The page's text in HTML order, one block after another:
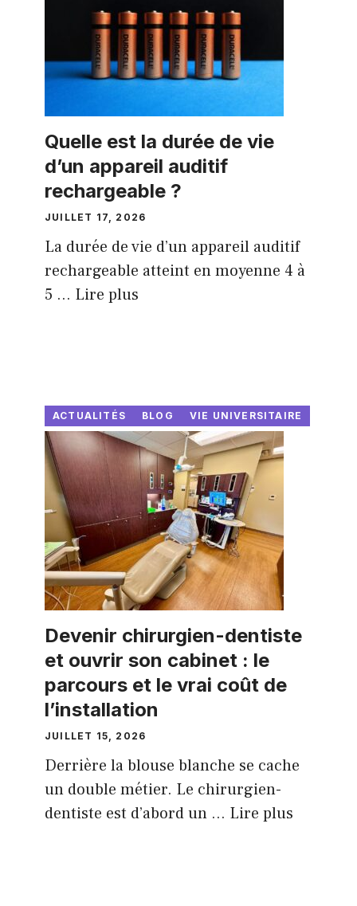
Quelle est la durée de vie
d’un appareil auditif
rechargeable ?
JUILLET 17, 2026
La durée de vie d’un appareil auditif
rechargeable atteint en moyenne 4 à
5 ... Lire plus
ACTUALITÉS BLOG VIE UNIVERSITAIRE
Devenir chirurgien-dentiste
et ouvrir son cabinet : le
parcours et le vrai coût de
l’installation
JUILLET 15, 2026
Derrière la blouse blanche se cache
un double métier. Le chirurgien-
dentiste est d’abord un ... Lire plus